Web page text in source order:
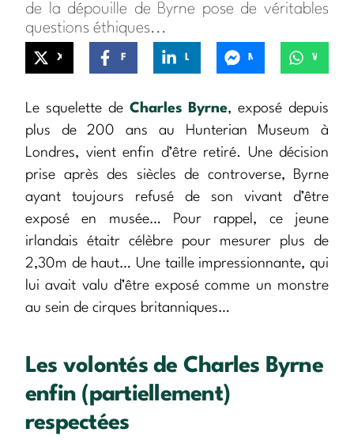
de la dépouille de Byrne pose de véritables
questions éthiques...
Le squelette de Charles Byrne, exposé depuis
plus de 200 ans au Hunterian Museum à
Londres, vient enfin d’être retiré. Une décision
prise après des siècles de controverse, Byrne
ayant toujours refusé de son vivant d’être
exposé en musée… Pour rappel, ce jeune
irlandais étaitr célèbre pour mesurer plus de
2,30m de haut… Une taille impressionnante, qui
lui avait valu d’être exposé comme un monstre
au sein de cirques britanniques…
Les volontés de Charles Byrne
enfin (partiellement)
respectées